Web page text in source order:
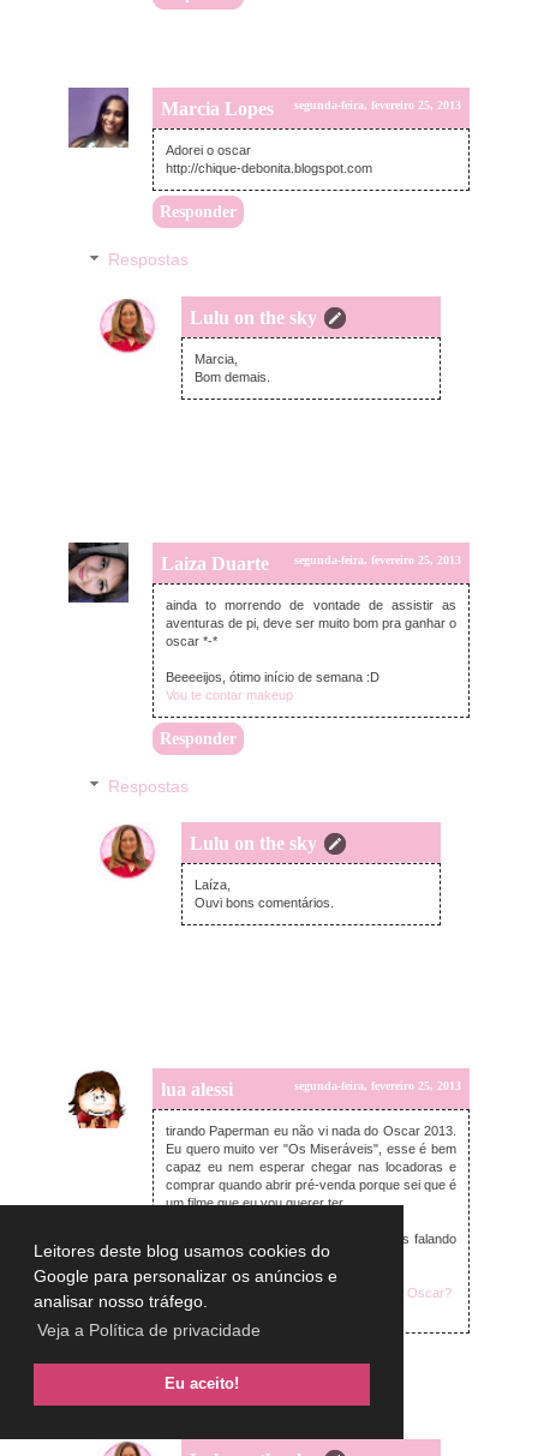
Leitores deste blog usamos cookies do
Google para personalizar os anúncios e
analisar nosso tráfego.
Veja a Política de privacidade
Eu aceito!
Marcia Lopes segunda-feira, fevereiro 25, 2013
Adorei o oscar
http://chique-debonita.blogspot.com
Responder
Respostas
Lulu on the sky
terça-feira, fevereiro 26, 2013
Marcia,
Bom demais.
Laiza Duarte segunda-feira, fevereiro 25, 2013
ainda to morrendo de vontade de assistir as
aventuras de pi, deve ser muito bom pra ganhar o
oscar *-*
Beeeeijos, ótimo início de semana :D
Vou te contar makeup
Responder
Respostas
Lulu on the sky
terça-feira, fevereiro 26, 2013
Laíza,
Ouvi bons comentários.
lua alessi segunda-feira, fevereiro 25, 2013
tirando Paperman eu não vi nada do Oscar 2013.
Eu quero muito ver "Os Miseráveis", esse é bem
capaz eu nem esperar chegar nas locadoras e
comprar quando abrir pré-venda porque sei que é
um filme que eu vou querer ter...
Eu também fiz post sobre o Oscar, mas falando
sobre
O que virou notícia no Oscar...sem ser o Oscar?
Respostas